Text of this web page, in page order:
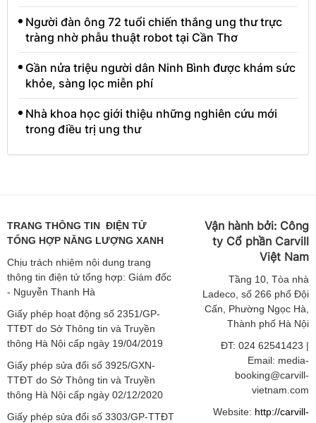
Người đàn ông 72 tuổi chiến thắng ung thư trực
tràng nhờ phẫu thuật robot tại Cần Thơ
Gần nửa triệu người dân Ninh Bình được khám sức
khỏe, sàng lọc miễn phí
Nhà khoa học giới thiệu những nghiên cứu mới
trong điều trị ung thư
TRANG THÔNG TIN ĐIỆN TỬ
TỔNG HỢP NĂNG LƯỢNG XANH
Chịu trách nhiệm nội dung trang
thông tin điện tử tổng hợp: Giám đốc
- Nguyễn Thanh Hà
Giấy phép hoạt động số 2351/GP-
TTĐT do Sở Thông tin và Truyền
thông Hà Nội cấp ngày 19/04/2019
Giấy phép sửa đổi số 3925/GXN-
TTĐT do Sở Thông tin và Truyền
thông Hà Nội cấp ngày 02/12/2020
Giấy phép sửa đổi số 3303/GP-TTĐT
Vận hành bởi: Công
ty Cổ phần Carvill
Việt Nam
Tầng 10, Tòa nhà
Ladeco, số 266 phố Đội
Cấn, Phường Ngọc Hà,
Thành phố Hà Nội
ĐT: 024 62541423 |
Email: media-
booking@carvill-
vietnam.com
Website: http://carvill-